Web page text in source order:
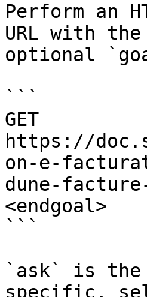
Perform an
URL with
optional
```
GET
https://
on-e-
dune-
<endgoal>
```
`ask` is the
specific,